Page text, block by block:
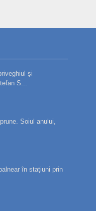
și
S...
Soiul anului,
în stațiuni prin